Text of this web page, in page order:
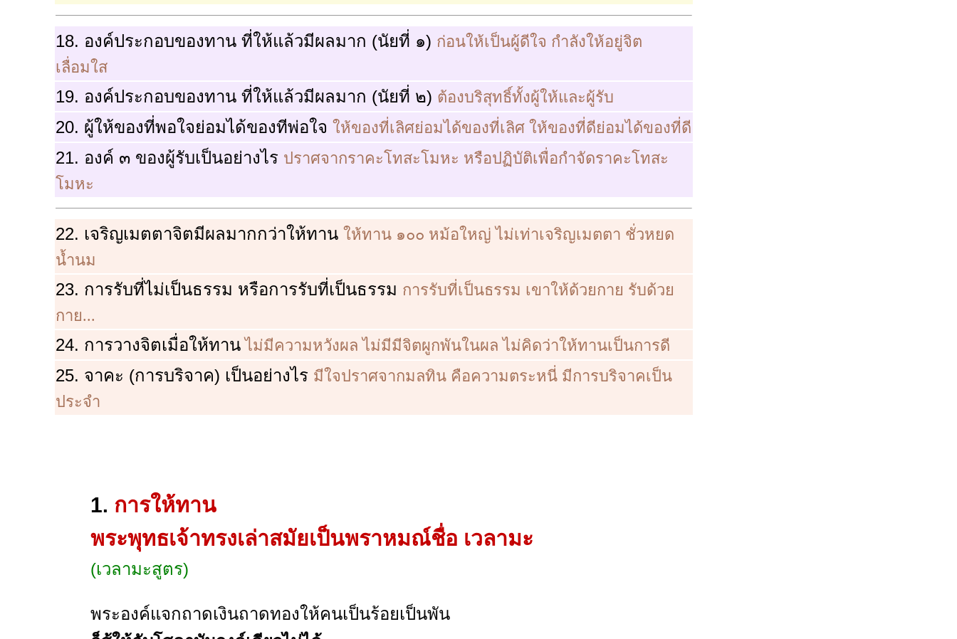
18. องค์ประกอบของทาน ที่ให้แล้วมีผลมาก (นัยที่ ๑) ก่อนให้เป็นผู้ดีใจ กำลังให้อยู่จิต
เลื่อมใส
19. องค์ประกอบของทาน ที่ให้แล้วมีผลมาก (นัยที่ ๒) ต้องบริสุทธิ์ทั้งผู้ให้และผู้รับ
20. ผู้ให้ของที่พอใจย่อมได้ของทีพ่อใจ ให้ของที่เลิศย่อมได้ของที่เลิศ ให้ของที่ดีย่อมได้ของที่ดี
21. องค์ ๓ ของผู้รับเป็นอย่างไร ปราศจากราคะโทสะโมหะ หรือปฏิบัติเพื่อกำจัดราคะโทสะ
โมหะ
22. เจริญเมตตาจิตมีผลมากกว่าให้ทาน ให้ทาน ๑๐๐ หม้อใหญ่ ไม่เท่าเจริญเมตตา ชั่วหยด
น้ำนม
23. การรับที่ไม่เป็นธรรม หรือการรับที่เป็นธรรม การรับที่เป็นธรรม เขาให้ด้วยกาย รับด้วย
กาย...
24. การวางจิตเมื่อให้ทานไม่มีความหวังผล ไม่มีมีจิตผูกพันในผล ไม่คิดว่าให้ทานเป็นการดี
25. จาคะ (การบริจาค) เป็นอย่างไร มีใจปราศจากมลทิน คือความตระหนี่ มีการบริจาคเป็น
ประจำ
1. การให้ทาน
พระพุทธเจ้าทรงเล่าสมัยเป็นพราหมณ์ชื่อ เวลามะ
(เวลามะสูตร)
พระองค์แจกถาดเงินถาดทองให้คนเป็นร้อยเป็นพัน